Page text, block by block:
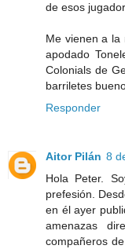
de esos
Me vienen a la
apodado
Colonials de
barriletes
Responder
Aitor Pilán 8
Hola Peter.
prefesión.
en él ayer
amenazas
compañeros